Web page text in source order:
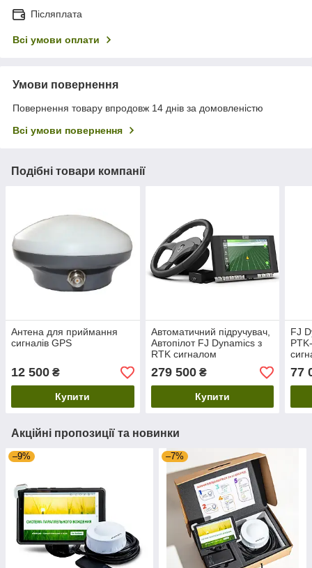
Післяплата
Всі умови оплати
Умови повернення
Повернення товару впродовж 14 днів за домовленістю
Всі умови повернення
Подібні товари компанії
Антена для приймання
сигналів GPS
12 500 ₴
Купити
Автоматичний підручувач,
Автопілот FJ Dynamics з
RTK сигналом
279 500₴
Купити
FJ
77
Акційні пропозиції та новинки
–9% –7%